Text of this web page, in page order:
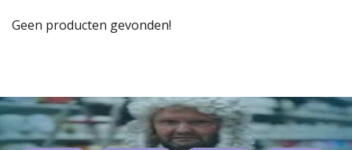
Geen producten gevonden!